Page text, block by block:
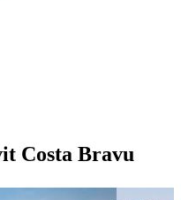
Costa Bravu